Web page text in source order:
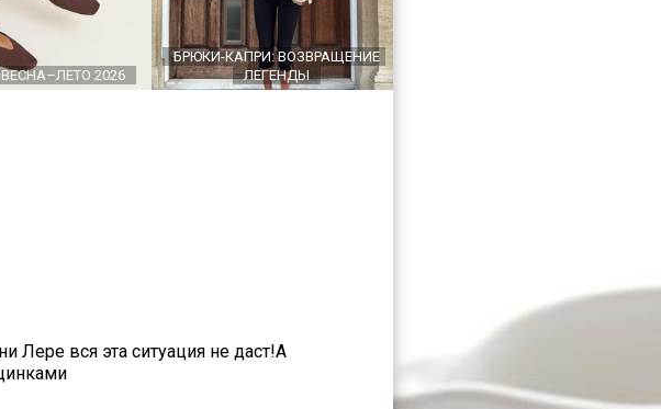
2026
БРЮКИ-КАПРИ: ВОЗВРАЩЕНИЕ
ЛЕГЕНДЫ
Лере вся эта ситуация не даст!А